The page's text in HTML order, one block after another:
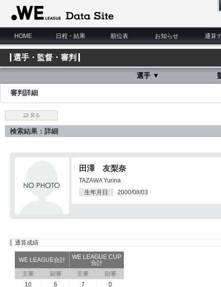
WE LEAGUE Data Site
HOME
日程・結果 順位表 お知らせ 通算
選手・監督・審判
選手 ▼
審判詳細
戻る
検索結果：詳細
田澤 友梨奈
TAZAWA Yurina
生年月日
2000/08/03
通算成績
WE LEAGUE合計
WE LEAGUE CUP
合計
主審
副審 主審
副審
10
6 7 0